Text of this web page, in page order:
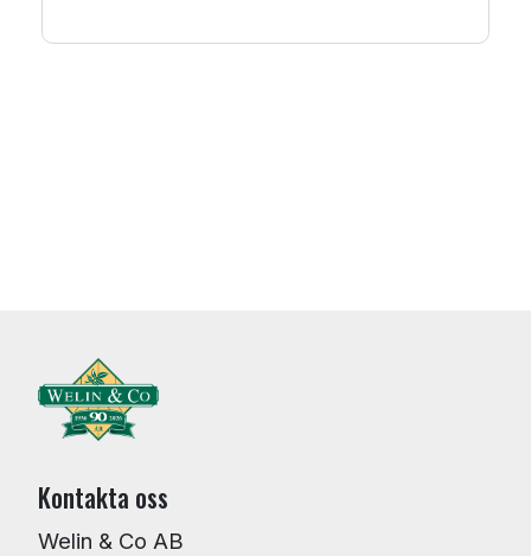
Kontakta oss
Welin & Co AB